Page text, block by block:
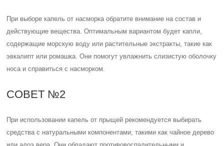
При выборе капель от насморка обратите внимание на состав и
действующие вещества. Оптимальным вариантом будет капли,
содержащие морскую воду или растительные экстракты, такие как
эвкалипт или ромашка. Они помогут увлажнить слизистую оболочку
носа и справиться с насморком.
СОВЕТ №2
При использовании капель от прыщей рекомендуется выбирать
средства с натуральными компонентами, такими как чайное дерево